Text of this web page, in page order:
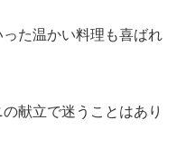
た温かい料理も喜ばれ
献立で迷うことはあり